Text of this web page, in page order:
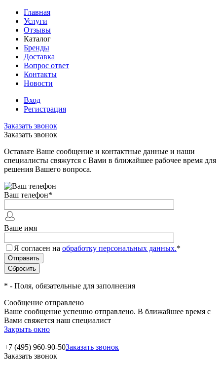
Главная
Услуги
Отзывы
Каталог
Бренды
Доставка
Вопрос ответ
Контакты
Новости
Вход
Регистрация
Заказать звонок
Заказать звонок
Оставьте Ваше сообщение и контактные данные и наши
специалисты свяжутся с Вами в ближайшее рабочее время для
решения Вашего вопроса.
Ваш телефон*
Ваше имя
Я согласен на обработку персональных данных.*
* - Поля, обязательные для заполнения
Сообщение отправлено
Ваше сообщение успешно отправлено. В ближайшее время с
Вами свяжется наш специалист
Закрыть окно
+7 (495) 960-90-50Заказать звонок
Заказать звонок